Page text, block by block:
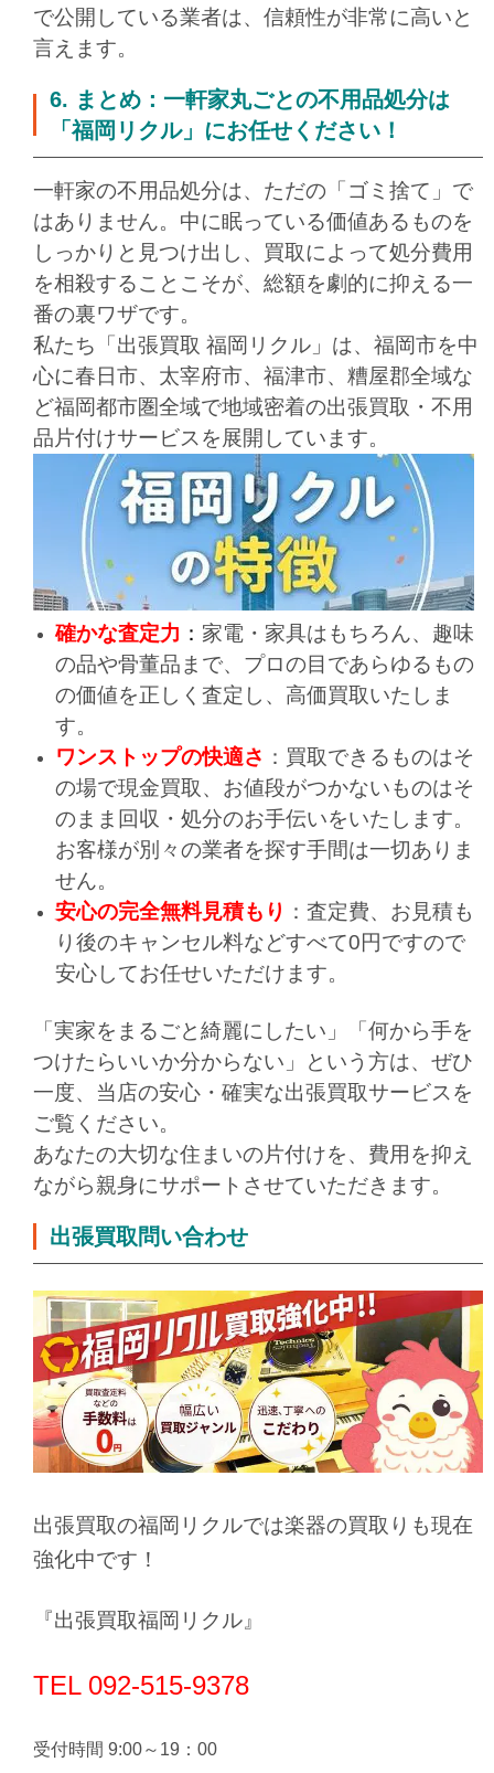
で公開している業者は、信頼性が非常に高いと
言えます。
6. まとめ：一軒家丸ごとの不用品処分は
「福岡リクル」にお任せください！
一軒家の不用品処分は、ただの「ゴミ捨て」で
はありません。中に眠っている価値あるものを
しっかりと見つけ出し、買取によって処分費用
を相殺することこそが、総額を劇的に抑える一
番の裏ワザです。
私たち「出張買取 福岡リクル」は、福岡市を中
心に春日市、太宰府市、福津市、糟屋郡全域な
ど福岡都市圏全域で地域密着の出張買取・不用
品片付けサービスを展開しています。
確かな査定力 ： 家電・家具はもちろん、趣味
の品や骨董品まで、プロの目であらゆるもの
の価値を正しく査定し、高価買取いたしま
す。
ワンストップの快適さ ：買取できるものはそ
の場で現金買取、お値段がつかないものはそ
のまま回収・処分のお手伝いをいたします。
お客様が別々の業者を探す手間は一切ありま
せん。
安心の完全無料見積もり ：査定費、お見積も
り後のキャンセル料などすべて0円ですので
安心してお任せいただけます。
「実家をまるごと綺麗にしたい」「何から手を
つけたらいいか分からない」という方は、ぜひ
一度、当店の安心・確実な出張買取サービスを
ご覧ください。
あなたの大切な住まいの片付けを、費用を抑え
ながら親身にサポートさせていただきます。
出張買取問い合わせ
出張買取の福岡リクルでは楽器の買取りも現在
強化中です！
『出張買取福岡リクル』
TEL 092-515-9378
受付時間 9:00～19：00